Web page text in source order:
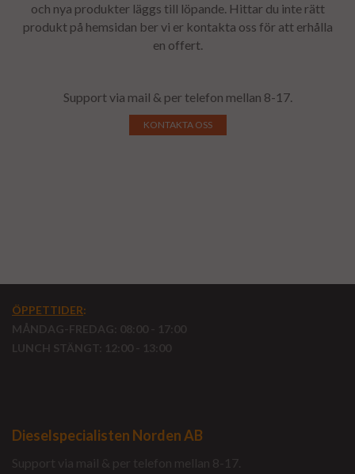
och nya produkter läggs till löpande. Hittar du inte rätt
produkt på hemsidan ber vi er kontakta oss för att erhålla
en offert.
Support via mail & per telefon mellan 8-17.
KONTAKTA OSS
ÖPPETTIDER:
MÅNDAG-FREDAG: 08:00 - 17:00
LUNCH STÄNGT: 12:00 - 13:00
Dieselspecialisten Norden AB
Support via mail & per telefon mellan 8-17.